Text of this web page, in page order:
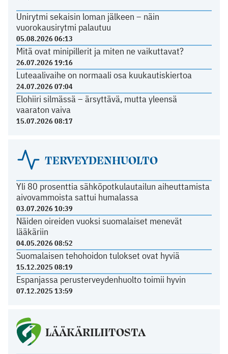
Unirytmi sekaisin loman jälkeen – näin
vuorokausirytmi palautuu
05.08.2026 06:13
Mitä ovat minipillerit ja miten ne vaikuttavat?
26.07.2026 19:16
Luteaalivaihe on normaali osa kuukautiskiertoa
24.07.2026 07:04
Elohiiri silmässä – ärsyttävä, mutta yleensä
vaaraton vaiva
15.07.2026 08:17
TERVEYDENHUOLTO
Yli 80 prosenttia sähköpotkulautailun aiheuttamista
aivovammoista sattui humalassa
03.07.2026 10:39
Näiden oireiden vuoksi suomalaiset menevät
lääkäriin
04.05.2026 08:52
Suomalaisen tehohoidon tulokset ovat hyviä
15.12.2025 08:19
Espanjassa perusterveydenhuolto toimii hyvin
07.12.2025 13:59
LÄÄKÄRILIITOSTA